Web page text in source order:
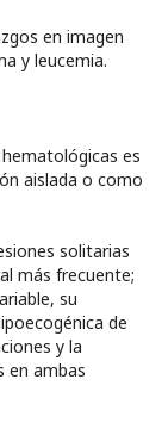
en imagen
y leucemia.
es
aislada o como
solitarias
más frecuente;
su
de
y la
en ambas